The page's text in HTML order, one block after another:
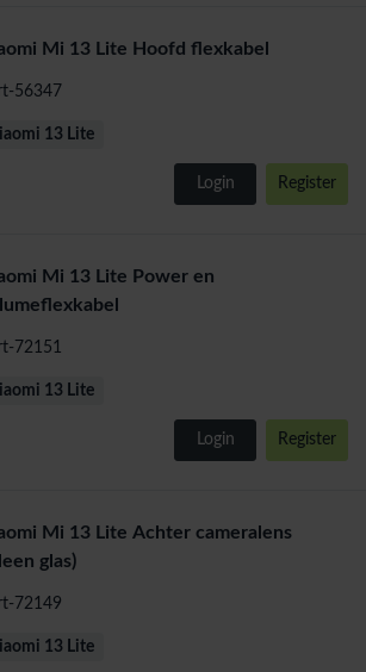
Mi 13 Lite Hoofd flexkabel
56347
13 Lite
Login Register
Mi 13 Lite Power en
72151
13 Lite
Login Register
Mi 13 Lite Achter cameralens
glas)
72149
13 Lite